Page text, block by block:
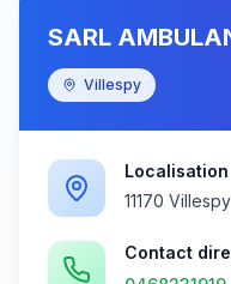
SARL
Villespy
Localisation
11170 Villespy
Contact